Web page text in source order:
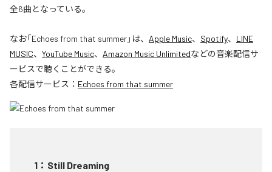
全6曲となっている。
なお「Echoes from that summer」は、 Apple Music、 Spotify、 LINE
MUSIC、 YouTube Music、 Amazon Music Unlimitedなどの音楽配信サ
ービスで聴くことができる。
各配信サービス： Echoes from that summer
1 ： Still Dreaming